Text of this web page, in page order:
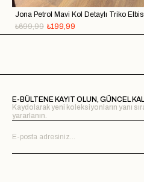
Jona Petrol Mavi Kol Detaylı Triko
₺199,99
₺699,99
E-BÜLTENE KAYIT OLUN, GÜNCEL
Kaydolarak yeni koleksiyonların yanı
yararlanın.